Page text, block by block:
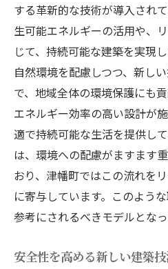
する革新的な技術が導入され
生可能エネルギーの活用や、
じて、持続可能な建築を実現
自然環境を配慮しつつ、新し
で、地域全体の環境保護にも
エネルギー効率の高い設計が
適で持続可能な生活を提供し
は、環境への配慮がますます
おり、津幡町ではこの流れを
に寄与しています。このよう
参考にされるべきモデルとなっ
安全性を高める新しい建築